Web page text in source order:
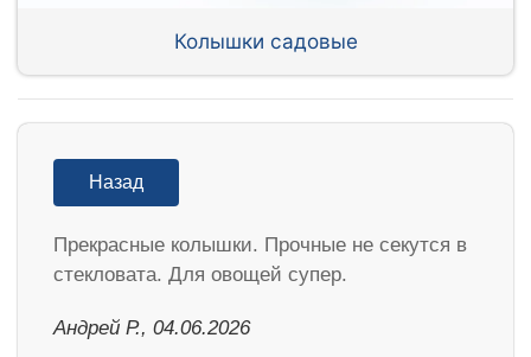
Колышки садовые
Назад
Прекрасные колышки. Прочные не секутся в
стекловата. Для овощей супер.
Андрей Р., 04.06.2026